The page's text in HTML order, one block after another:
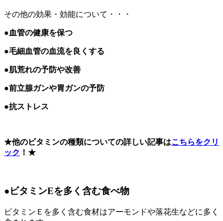
その他の効果・効能について・・・
●血管の健康を保つ
●毛細血管の血流を良くする
●肌荒れの予防や改善
●前立腺ガンや胃ガンの予防
●抗ストレス
★他のビタミンの種類についての詳しい記事はこちらをクリ
ック ！★
●ビタミンEを多く含む食べ物
ビタミンＥを多く含む食材はアーモンドや落花生などに多く